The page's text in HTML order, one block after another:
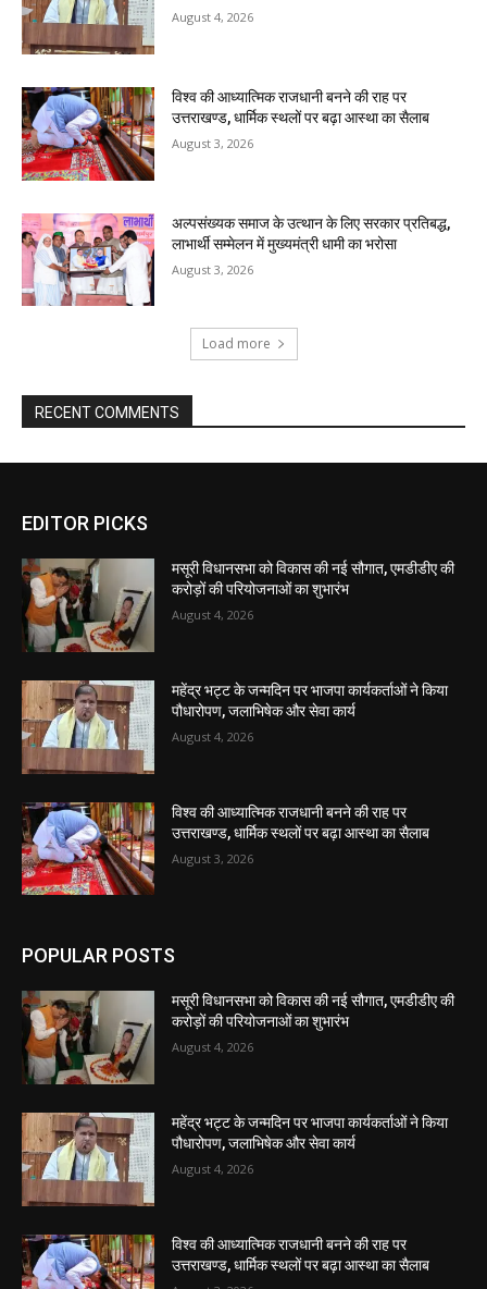
EDITOR PICKS
मसूरी विधानसभा को विकास की नई सौगात, एमडीडीए की
करोड़ों की परियोजनाओं का शुभारंभ
August 4, 2026
महेंद्र भट्ट के जन्मदिन पर भाजपा कार्यकर्ताओं ने किया
पौधारोपण, जलाभिषेक और सेवा कार्य
August 4, 2026
विश्व की आध्यात्मिक राजधानी बनने की राह पर
उत्तराखण्ड, धार्मिक स्थलों पर बढ़ा आस्था का सैलाब
August 3, 2026
POPULAR POSTS
मसूरी विधानसभा को विकास की नई सौगात, एमडीडीए की
करोड़ों की परियोजनाओं का शुभारंभ
August 4, 2026
महेंद्र भट्ट के जन्मदिन पर भाजपा कार्यकर्ताओं ने किया
पौधारोपण, जलाभिषेक और सेवा कार्य
August 4, 2026
विश्व की आध्यात्मिक राजधानी बनने की राह पर
उत्तराखण्ड, धार्मिक स्थलों पर बढ़ा आस्था का सैलाब